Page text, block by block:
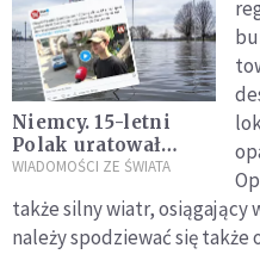
Niemcy. 15-letni
Polak uratował
tonącego strażaka
WIADOMOŚCI ZE ŚWIATA
także silny wiatr, osiągający
należy spodziewać się także